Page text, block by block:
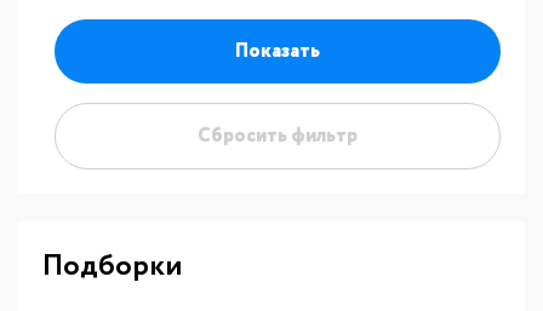
Показать
Сбросить фильтр
Подборки